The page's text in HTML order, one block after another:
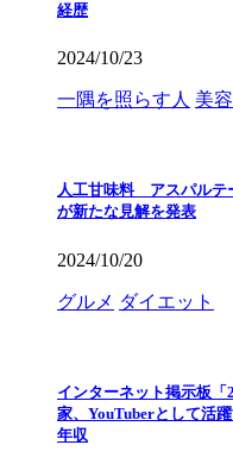
経歴
2024/10/23
一隅を照らす人 美容
人工甘味料 アスパルテ
が新たな見解を発表
2024/10/20
グルメ ダイエット
インターネット掲示板
家、YouTuberとして活
年収